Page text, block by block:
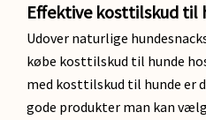
Effektive kosttilskud til
Udover naturlige
købe kosttilskud til hunde
med kosttilskud til hunde er
gode produkter man kan